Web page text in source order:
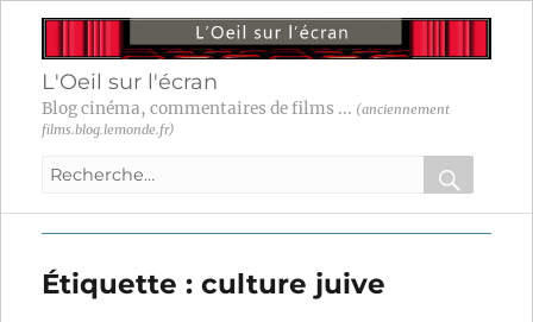
L'Oeil sur l'écran
Blog cinéma, commentaires de films ... (anciennement
films.blog.lemonde.fr)
Recherche
:
OK
Étiquette :culture juive